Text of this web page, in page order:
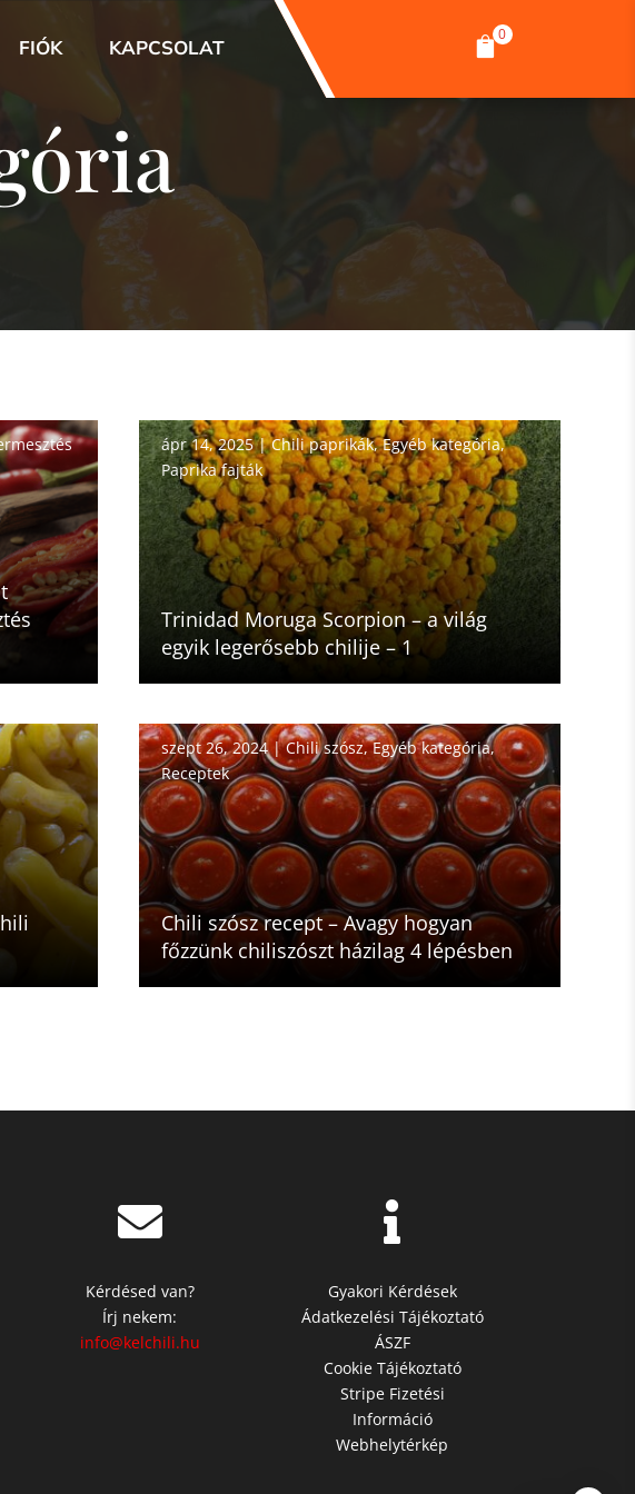
FIÓK KAPCSOLAT
0

Trinidad Moruga Scorpion – a világ
egyik legerősebb chilije – 1
ápr 14, 2025|Chili paprikák,Egyéb kategória,
Paprika fajták
Chili szósz recept – Avagy hogyan
főzzünk chiliszószt házilag 4 lépésben
szept 26, 2024|Chili szósz,Egyéb kategória,
Receptek

Kérdésed van?
Írj nekem:
info@kelchili.hu

Gyakori Kérdések
Ádatkezelési Tájékoztató
ÁSZF
Cookie Tájékoztató
Stripe Fizetési
Információ
Webhelytérkép